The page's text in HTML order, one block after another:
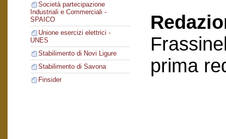
Società partecipazione
Industriali e Commerciali -
SPAICO
Unione esercizi elettrici -
UNES
Stabilimento di Novi Ligure
Stabilimento di Savona
Finsider
prima